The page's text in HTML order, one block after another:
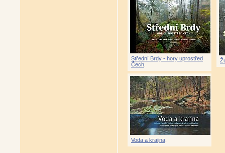
Střední Brdy - hory uprostřed
Čech
Voda a krajina